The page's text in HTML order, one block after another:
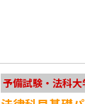
予備試験・法科大